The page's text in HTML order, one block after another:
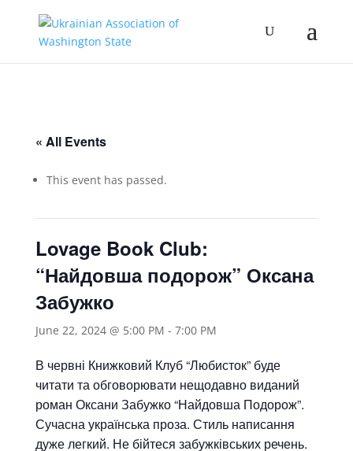
« All Events
This event has passed.
Lovage Book Club:
“Найдовша подорож” Оксана
Забужко
June 22, 2024 @ 5:00 PM - 7:00 PM
В червні Книжковий Клуб “Любисток” буде
читати та обговорювати нещодавно виданий
роман Оксани Забужко “Найдовша Подорож”.
Сучасна українська проза. Стиль написання
дуже легкий. Не бійтеся забужківських речень.